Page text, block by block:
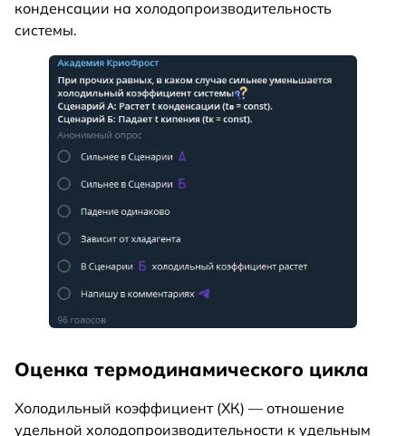
конденсации на холодопроизводительность
системы.
Оценка термодинамического цикла
Холодильный коэффициент (ХК) — отношение
удельной холодопроизводительности к удельным